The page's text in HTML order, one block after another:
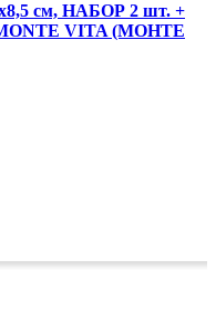
см, НАБОР 2 шт. +
VITA (МОНТЕ